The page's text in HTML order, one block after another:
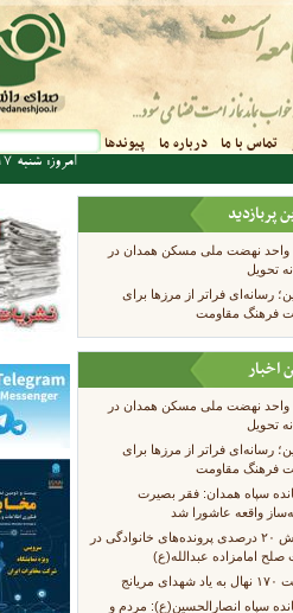
فرم جستجو
جستجو تماس با ما درباره ما پیوندها
امروز: شنبه 17 مرداد 1405
پربازدید
۱۲۰ واحد نهضت ملی مسکن همدان در
تحویل
رسانه‌ای فراتر از مرزها برای
فرهنگ مقاومت
اخبار
۱۲۰ واحد نهضت ملی مسکن همدان در
تحویل
رسانه‌ای فراتر از مرزها برای
فرهنگ مقاومت
سپاه همدان: فقر بصیرت
واقعه عاشورا شد
سازش ۲۰ درصدی پرونده‌های خانوادگی در
صلح امامزاده عبدالله(ع)
مریانج
سپاه انصارالحسین(ع): مردم و